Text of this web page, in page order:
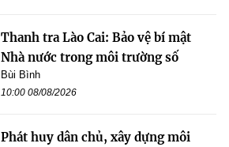
Thanh tra Lào Cai: Bảo vệ bí mật
Nhà nước trong môi trường số
Bùi Bình
10:00 08/08/2026
Phát huy dân chủ, xây dựng môi